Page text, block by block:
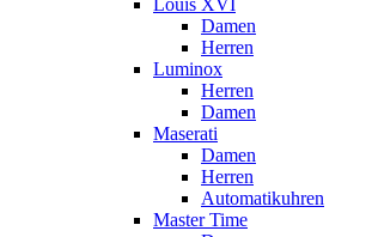
Louis XVI
Damen
Herren
Luminox
Herren
Damen
Maserati
Damen
Herren
Automatikuhren
Master Time